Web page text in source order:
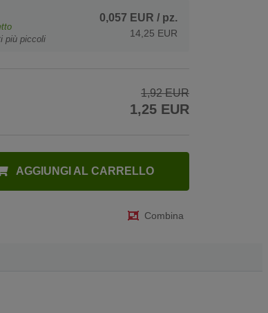
più piccoli
0,057 EUR / pz.
14,25 EUR
1,92 EUR
1,25 EUR
AGGIUNGI AL CARRELLO
Combina